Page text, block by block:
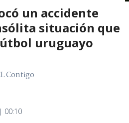
un accidente
situación que
uruguayo
Contigo
00:10